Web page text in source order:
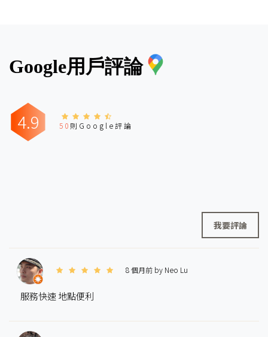
Google用戶評論
4.9 50 則Google評論
我要評論
8 個月前 by Neo Lu
服務快速 地點便利